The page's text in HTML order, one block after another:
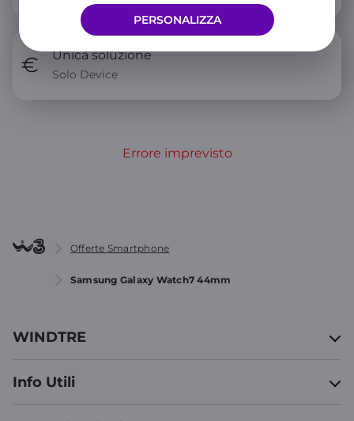
PERSONALIZZA
Unica soluzione
Solo Device
Errore imprevisto
Offerte Smartphone
Samsung Galaxy Watch7 44mm
WINDTRE
Info Utili